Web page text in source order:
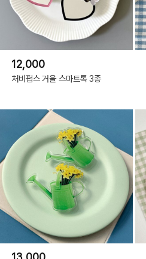
12,000
처비펍스 거울 스마트톡 3종